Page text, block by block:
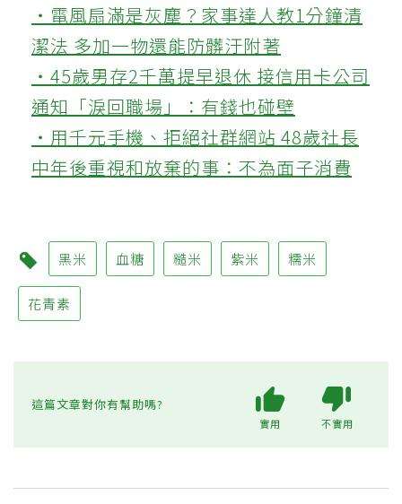
‧電風扇滿是灰塵？家事達人教1分鐘清
潔法 多加一物還能防髒汙附著
‧45歲男存2千萬提早退休 接信用卡公司
通知「淚回職場」：有錢也碰壁
‧用千元手機、拒絕社群網站 48歲社長
中年後重視和放棄的事：不為面子消費
黑米 血糖 糙米 紫米 糯米
花青素
這篇文章對你有幫助嗎?
實用 不實用